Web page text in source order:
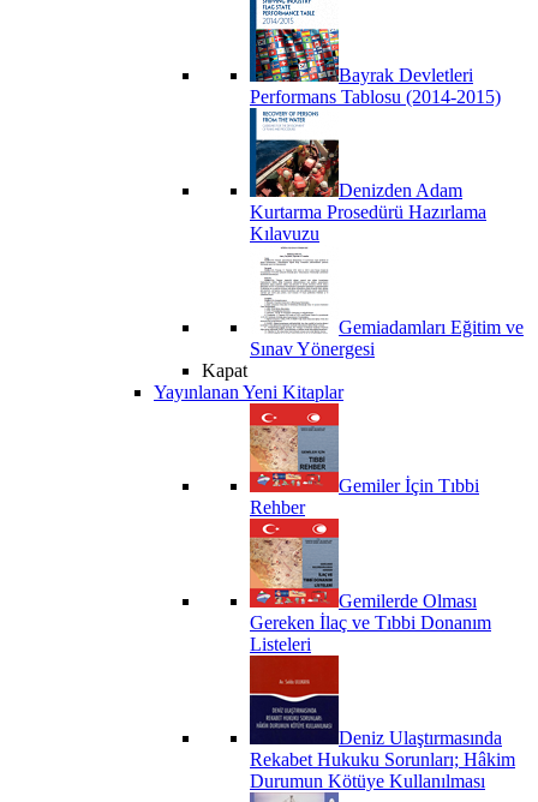
Bayrak Devletleri
Performans Tablosu (2014-2015)
Denizden Adam
Kurtarma Prosedürü Hazırlama
Kılavuzu
Gemiadamları Eğitim ve
Sınav Yönergesi
Kapat
Yayınlanan Yeni Kitaplar
Gemiler İçin Tıbbi
Rehber
Gemilerde Olması
Gereken İlaç ve Tıbbi Donanım
Listeleri
Deniz Ulaştırmasında
Rekabet Hukuku Sorunları; Hâkim
Durumun Kötüye Kullanılması